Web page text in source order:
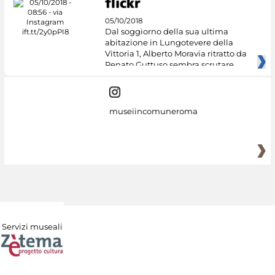
05/10/2018
Dal soggiorno della sua ultima
abitazione in Lungotevere della
Vittoria 1, Alberto Moravia ritratto da
Renato Guttuso sembra scrutare
museiincomuneroma
Servizi museali